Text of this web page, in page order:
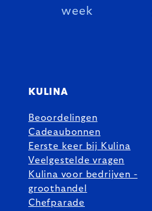
week
KULINA
Beoordelingen
Cadeaubonnen
Eerste keer bij Kulina
Veelgestelde vragen
Kulina voor bedrijven -
groothandel
Chefparade